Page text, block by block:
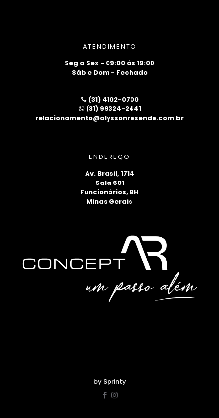
ATENDIMENTO
Seg a Sex - 09:00 às 19:00
Sáb e Dom - Fechado
(31) 4102-0700
(31) 99324-2441
relacionamento@alyssonresende.com.br
ENDEREÇO
Av. Brasil, 1714
Sala 601
Funcionários, BH
Minas Gerais
by Sprinty